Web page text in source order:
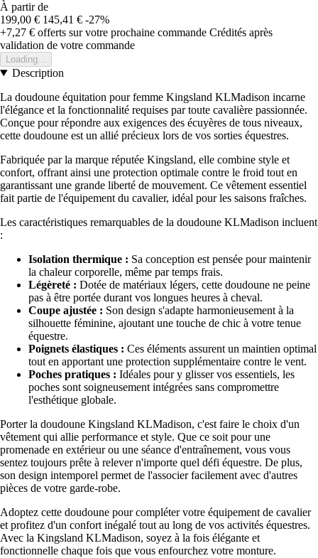
À partir de
199,00 € 145,41 € -27%
+7,27 € offerts sur votre prochaine commande Crédités après
validation de votre commande
Loading...
Description
La doudoune équitation pour femme Kingsland KLMadison incarne
l'élégance et la fonctionnalité requises par toute cavalière passionnée.
Conçue pour répondre aux exigences des écuyères de tous niveaux,
cette doudoune est un allié précieux lors de vos sorties équestres.
Fabriquée par la marque réputée Kingsland, elle combine style et
confort, offrant ainsi une protection optimale contre le froid tout en
garantissant une grande liberté de mouvement. Ce vêtement essentiel
fait partie de l'équipement du cavalier, idéal pour les saisons fraîches.
Les caractéristiques remarquables de la doudoune KLMadison incluent
:
Isolation thermique : Sa conception est pensée pour maintenir
la chaleur corporelle, même par temps frais.
Légèreté : Dotée de matériaux légers, cette doudoune ne peine
pas à être portée durant vos longues heures à cheval.
Coupe ajustée : Son design s'adapte harmonieusement à la
silhouette féminine, ajoutant une touche de chic à votre tenue
équestre.
Poignets élastiques : Ces éléments assurent un maintien optimal
tout en apportant une protection supplémentaire contre le vent.
Poches pratiques : Idéales pour y glisser vos essentiels, les
poches sont soigneusement intégrées sans compromettre
l'esthétique globale.
Porter la doudoune Kingsland KLMadison, c'est faire le choix d'un
vêtement qui allie performance et style. Que ce soit pour une
promenade en extérieur ou une séance d'entraînement, vous vous
sentez toujours prête à relever n'importe quel défi équestre. De plus,
son design intemporel permet de l'associer facilement avec d'autres
pièces de votre garde-robe.
Adoptez cette doudoune pour compléter votre équipement de cavalier
et profitez d'un confort inégalé tout au long de vos activités équestres.
Avec la Kingsland KLMadison, soyez à la fois élégante et
fonctionnelle chaque fois que vous enfourchez votre monture.